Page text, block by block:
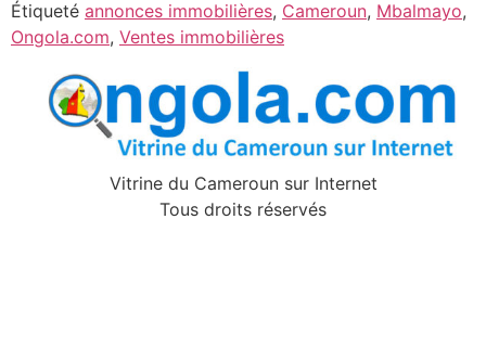
Étiqueté annonces immobilières, Cameroun, Mbalmayo,
Ongola.com, Ventes immobilières
Vitrine du Cameroun sur Internet
Tous droits réservés